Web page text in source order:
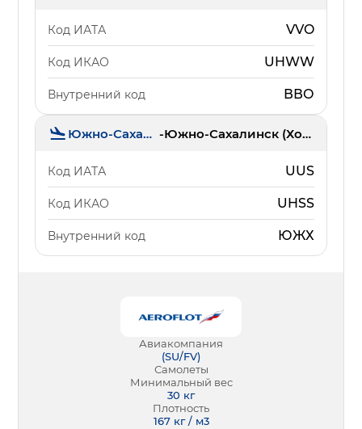
Код ИАТА VVO
Код ИКАО UHWW
Внутренний код ВВО
Южно-Сахалинск - Южно-Сахалинск (Хомутово)
Код ИАТА UUS
Код ИКАО UHSS
Внутренний код ЮЖХ
Авиакомпания
(SU/FV)
Самолеты
Минимальный вес
30 кг
Плотность
167 кг / м3